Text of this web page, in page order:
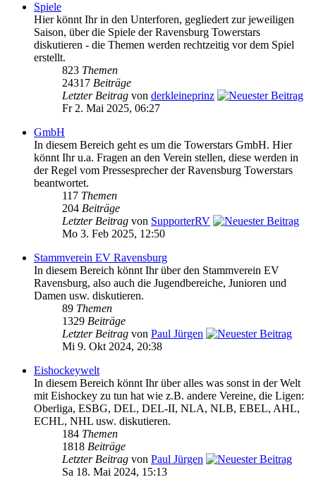
Spiele
Hier könnt Ihr in den Unterforen, gegliedert zur jeweiligen
Saison, über die Spiele der Ravensburg Towerstars
diskutieren - die Themen werden rechtzeitig vor dem Spiel
erstellt.
823 Themen
24317 Beiträge
Letzter Beitrag von derkleineprinz
Fr 2. Mai 2025, 06:27
GmbH
In diesem Bereich geht es um die Towerstars GmbH. Hier
könnt Ihr u.a. Fragen an den Verein stellen, diese werden in
der Regel vom Pressesprecher der Ravensburg Towerstars
beantwortet.
117 Themen
204 Beiträge
Letzter Beitrag von SupporterRV
Mo 3. Feb 2025, 12:50
Stammverein EV Ravensburg
In diesem Bereich könnt Ihr über den Stammverein EV
Ravensburg, also auch die Jugendbereiche, Junioren und
Damen usw. diskutieren.
89 Themen
1329 Beiträge
Letzter Beitrag von Paul Jürgen
Mi 9. Okt 2024, 20:38
Eishockeywelt
In diesem Bereich könnt Ihr über alles was sonst in der Welt
mit Eishockey zu tun hat wie z.B. andere Vereine, die Ligen:
Oberliga, ESBG, DEL, DEL-II, NLA, NLB, EBEL, AHL,
ECHL, NHL usw. diskutieren.
184 Themen
1818 Beiträge
Letzter Beitrag von Paul Jürgen
Sa 18. Mai 2024, 15:13